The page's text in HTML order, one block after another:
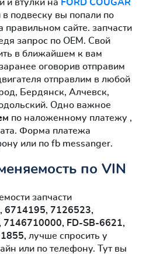
и втулки на FORD COUGAR
в подвеску вы попали по
правильном сайте. запчасти
запрос по OEM. Свой
в ближайшем к вам
оговорив отправим
отправлим в любой
Бердянск, Алчевск,
Одно важное
по наложенному платежу ,
Форма платежа
или по fb messanger.
по VIN
запчасти
6714195, 7126523,
7146710000, FD-SB-6621,
лучше спросить у
или по телефону. Тут вы